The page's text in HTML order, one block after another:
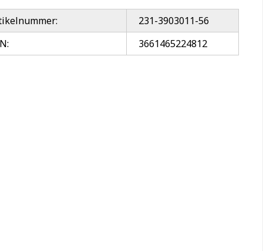
231-3903011-56
3661465224812